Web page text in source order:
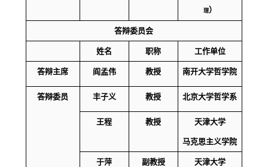
理）
答辩委员会
姓名 职称 工作单位
答辩主席 阎孟伟 教授 南开大学哲学院
答辩委员 丰子义 教授 北京大学哲学系
王程 教授 天津大学
马克思主义学院
于萍 副教授 天津大学